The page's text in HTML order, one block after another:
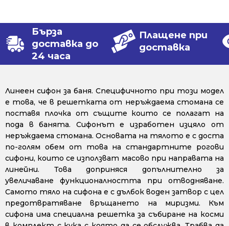
Бърза
доставка до
24 часа
Плащене при
доставка
Линеен сифон за баня. Специфичното при този модел
е това, че в решетката от неръждаема стомана се
поставя плочка от същите които се полагат на
пода в банята. Сифонът е изработен изцяло от
неръждаема стомана. Основата на тялото е с доста
по-голям обем от това на стандартните рогови
сифони, които се използват масово при направата на
линейни. Това доприняся допълнително за
увеличаване функционалността при отводняване.
Самото тяло на сифона е с дълбок воден затвор с цел
предотвратяване връщането на миризми. Към
сифона има специална решетка за събиране на косми